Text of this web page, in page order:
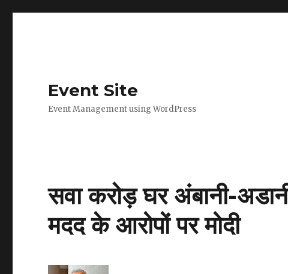
Event Site
Event Management using WordPress
सवा करोड़ घर अंबानी-
मदद के आरोपों पर मोदी